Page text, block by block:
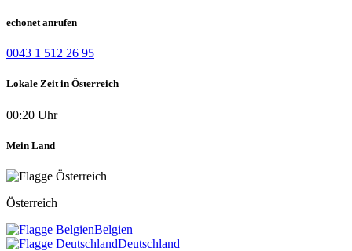
echonet anrufen
0043 1 512 26 95
Lokale Zeit in Österreich
00:20 Uhr
Mein Land
Österreich
Belgien
Deutschland